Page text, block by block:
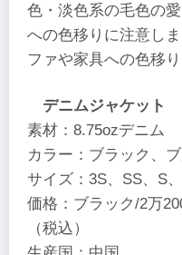
色・淡色系の毛色の
への色移りに注意し
ファや家具への色移り
デニムジャケット
素材：8.75ozデニム
カラー：ブラック、
サイズ：3S、SS、S
価格：ブラック/2万
（税込）